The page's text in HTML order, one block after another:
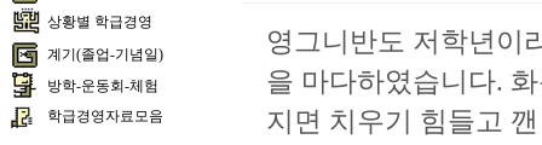
상황별 학급경영
계기(졸업-기념일)
방학-운동회-체험
학급경영자료모음
영그니반도 저학년이
을 마다하였습니다.
지면 치우기 힘들고